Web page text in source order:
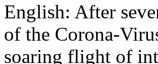
English: After
of the Corona-
soaring flight of